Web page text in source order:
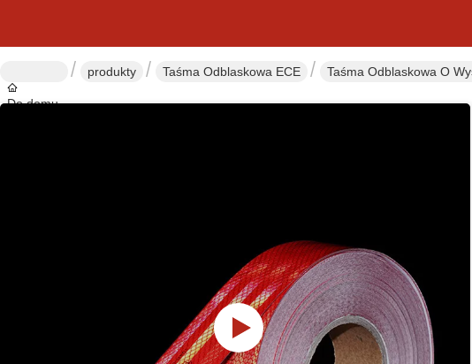
Do domu
produkty Taśma Odblaskowa ECE Taśma Odblaskowa O